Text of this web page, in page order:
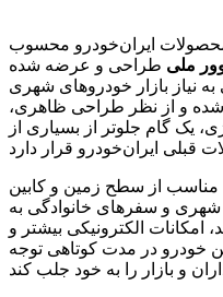
ایران‌خودرو محسوب
ملی طراحی و عرضه شده
نیاز بازار خودروهای شهری
شده و از نظر طراحی ظاهری،
یک گام جلوتر از بسیاری از
مناسب از سطح زمین و کابین
شهری و سفرهای خانوادگی به
امکانات الکترونیکی بیشتر و
خودرو در مدت کوتاهی توجه